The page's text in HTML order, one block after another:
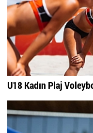
U18 Kadın Plaj